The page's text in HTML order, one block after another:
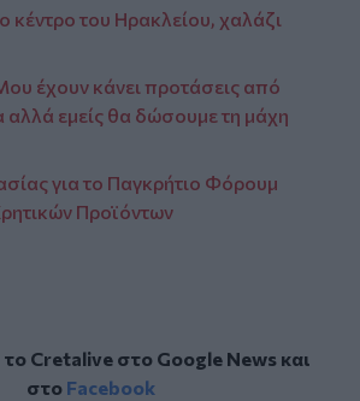
κέντρο του Ηρακλείου, χαλάζι
έχουν κάνει προτάσεις από
αλλά εμείς θα δώσουμε τη μάχη
για το Παγκρήτιο Φόρουμ
Προϊόντων
Cretalive στο Google Newsκαι
στο Facebook